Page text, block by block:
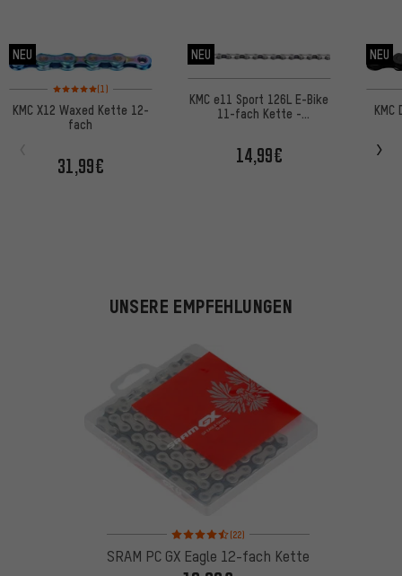
NEU
Bewertungen: 5 von 5 basierend auf 1 Bewertungen
(1)
KMC X12 Waxed Kette 12-
fach
31,99€
NEU
KMC e11 Sport 126L E-Bike
11-fach Kette -
14,99€
NEU
UNSERE EMPFEHLUNGEN
Bewertungen: 4,5 von 5 basierend auf 22
(22)
SRAM PC GX Eagle 12-fach Kette